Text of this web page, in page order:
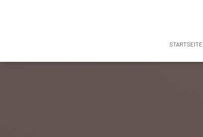
STARTSEITE